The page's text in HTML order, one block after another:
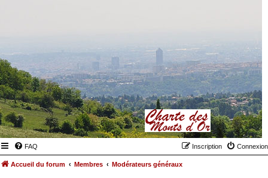
FAQ Connexion
Inscription
Accueil du forum Membres Modérateurs généraux